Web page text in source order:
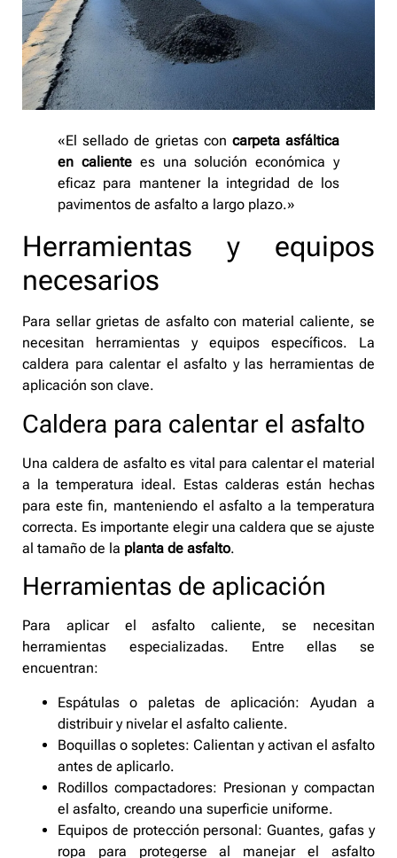
«El sellado de grietas con carpeta asfáltica
en calientees una solución económica y
eficaz para mantener la integridad de los
pavimentos de asfalto a largo plazo.»
Herramientas y equipos
necesarios
Para sellar grietas de asfalto con material caliente, se
necesitan herramientas y equipos específicos. La
caldera para calentar el asfalto y las herramientas de
aplicación son clave.
Caldera para calentar el asfalto
Una caldera de asfalto es vital para calentar el material
a la temperatura ideal. Estas calderas están hechas
para este fin, manteniendo el asfalto a la temperatura
correcta. Es importante elegir una caldera que se ajuste
al tamaño de la planta de asfalto.
Herramientas de aplicación
Para aplicar el asfalto caliente, se necesitan
herramientas especializadas. Entre ellas se
encuentran:
Espátulas o paletas de aplicación: Ayudan a
distribuir y nivelar el asfalto caliente.
Boquillas o sopletes: Calientan y activan el asfalto
antes de aplicarlo.
Rodillos compactadores: Presionan y compactan
el asfalto, creando una superficie uniforme.
Equipos de protección personal: Guantes, gafas y
ropa para protegerse al manejar el asfalto